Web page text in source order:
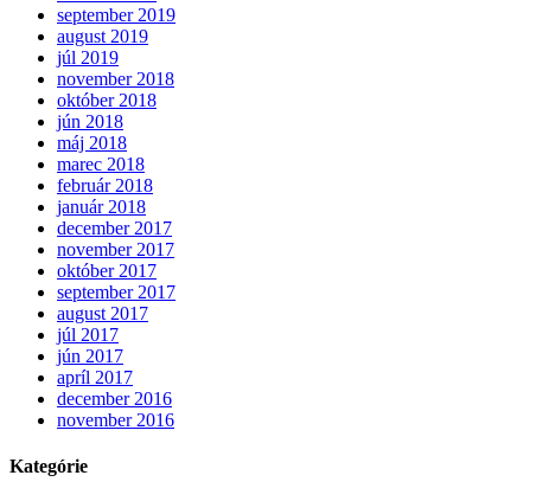
september 2019
august 2019
júl 2019
november 2018
október 2018
jún 2018
máj 2018
marec 2018
február 2018
január 2018
december 2017
november 2017
október 2017
september 2017
august 2017
júl 2017
jún 2017
apríl 2017
december 2016
november 2016
Kategórie